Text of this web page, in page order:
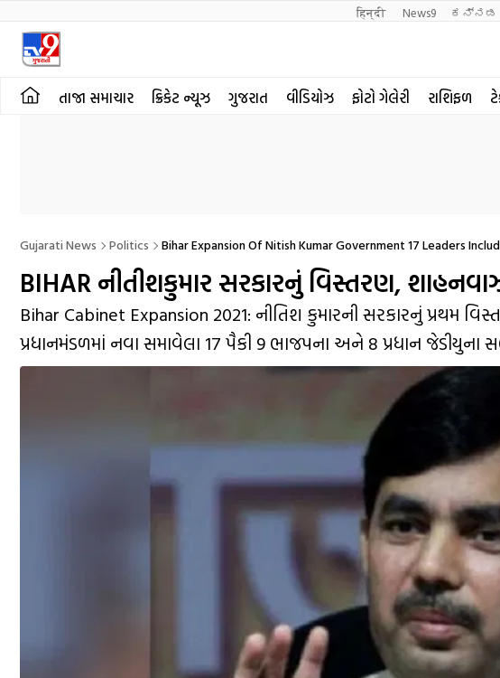
हिन्दी News9 ಕನ್ನಡ
તાજા સમાચાર ક્રિકેટ ન્યૂઝ ગુજરાત વીડિયોઝ ફોટો ગેલેરી રાશિફળ
Gujarati News Politics Bihar Expansion Of Nitish Kumar Government 17 Leaders
BIHAR નીતીશકુમાર સરકારનું વિસ્તરણ,
Bihar Cabinet Expansion 2021: નીતિશ કુમારની સરકારનું પ્રથમ
પ્રધાનમંડળમાં નવા સમાવેલા 17 પૈકી 9 ભાજપના અને 8 પ્રધાન જેડીયુના